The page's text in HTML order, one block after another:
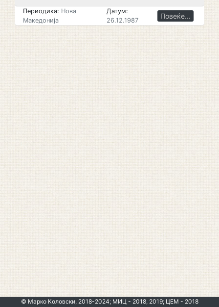
Периодика: Нова
Македонија
Датум:
26.12.1987
Повеќе...
© Марко Коловски, 2018-2024; МИЦ - 2018, 2019; ЦЕМ - 2018